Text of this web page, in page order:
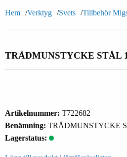
Hem Verktyg Svets Tillbehör
TRÅDMUNSTYCKE STÅL
Artikelnummer: T722682
Benämning: TRÅDMUNSTYCKE
Lagerstatus: